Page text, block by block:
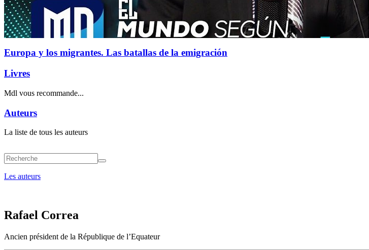
Europa y los migrantes. Las batallas de la emigración
Livres
Mdl vous recommande...
Auteurs
La liste de tous les auteurs
Les auteurs
Rafael Correa
Ancien président de la République de l’Equateur